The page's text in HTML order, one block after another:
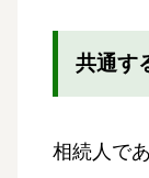
共通す
相続人で